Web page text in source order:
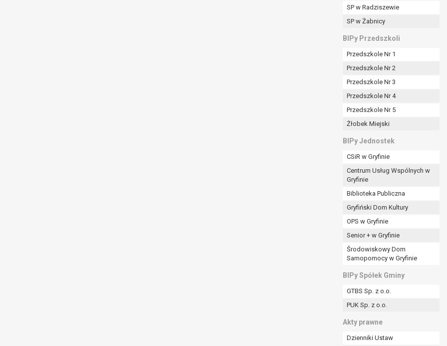
SP w Radziszewie
SP w Żabnicy
BIPy Przedszkoli
Przedszkole Nr 1
Przedszkole Nr 2
Przedszkole Nr 3
Przedszkole Nr 4
Przedszkole Nr 5
Żłobek Miejski
BIPy Jednostek
CSiR w Gryfinie
Centrum Usług Wspólnych w
Gryfinie
Biblioteka Publiczna
Gryfiński Dom Kultury
OPS w Gryfinie
Senior + w Gryfinie
Środowiskowy Dom
Samopomocy w Gryfinie
BIPy Spółek Gminy
GTBS Sp. z o.o.
PUK Sp. z o.o.
Akty prawne
Dzienniki Ustaw
prawo do bycia zapomnianym) na podstawie art. 17 RODO, w przypadku gdy:
były zebrane lub w inny sposób przetwarzane,
na przetwarzanie danych osobowych, która jest podstawą przetwarzania danych i nie ma innej podstawy prawnej
z prawem,
się z obowiązku wynikającego z przepisów prawa;
danych osobowych – na okres pozwalający administratorowi sprawdzić prawidłowość tych danych,
celów, ale osoba, której dane dotyczą, potrzebuje ich do ustalenia, obrony lub dochodzenia roszczeń,
wobec przetwarzania danych - do czasu ustalenia czy prawnie uzasadnione podstawy po stronie administratora są
RODO, w przypadku gdy łącznie spełnione są następujące przesłanki:
umowy zawartej z osobą, której dane dotyczą lub na podstawie zgody wyrażonej przez tą osobę,
art. 21 RODO, wobec przetwarzania danych osobowych, którego podstawą prawną jest:
z prawnie uzasadnionych interesów realizowanych przez administratora lub przez stronę trzecią.
W razie wniesienia sprzeciwu, administrator nie może już przetwarzać tych danych osobowych, chyba że wykaże
do przetwarzania, nadrzędnych wobec interesów, praw i wolności osoby, której dane dotyczą, lub podstaw do
się na podstawie zgody osoby na przetwarzanie danych osobowych (art. 6 ust. 1 lit a RODO), przysługuje Pani/Panu
to nie ma wpływu na zgodność przetwarzania, którego dokonano na podstawie zgody przed jej cofnięciem.
nadzorczego na niezgodne z prawem przetwarzanie Pani/Pana danych osobowych przez administratora.
Ochrony Danych Osobowych.
podanie danych osobowych jest dobrowolne albo jest wymogiem ustawowym lub umownym.
podejmowaniu decyzji, w tym również profilowaniu.